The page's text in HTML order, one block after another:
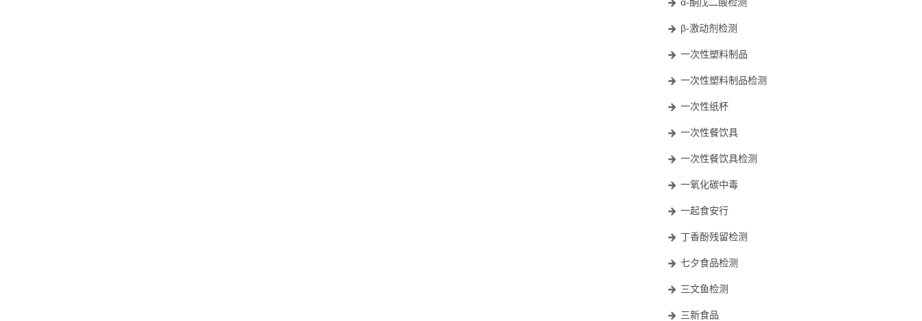
β-激动剂检测
一次性塑料制品
一次性塑料制品检测
一次性纸杯
一次性餐饮具
一次性餐饮具检测
一氧化碳中毒
一起食安行
丁香酚残留检测
七夕食品检测
三文鱼检测
三新食品